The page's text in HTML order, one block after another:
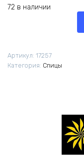
72 в наличии
Артикул: 17257
Категория: Спицы